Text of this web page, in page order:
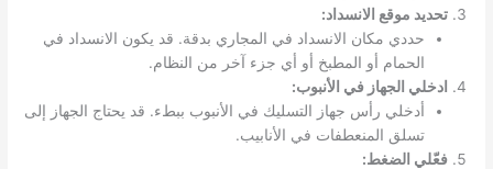
تحديد موقع الانسداد:
حددي مكان الانسداد في المجاري بدقة. قد يكون الانسداد في
الحمام أو المطبخ أو أي جزء آخر من النظام.
ادخلي الجهاز في الأنبوب:
أدخلي رأس جهاز التسليك في الأنبوب ببطء. قد يحتاج الجهاز إلى
تسلق المنعطفات في الأنابيب.
فعّلي الضغط: